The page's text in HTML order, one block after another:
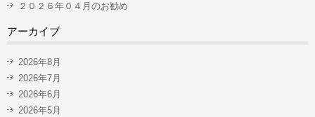
２０２６年０４月のお勧め
アーカイブ
2026年8月
2026年7月
2026年6月
2026年5月